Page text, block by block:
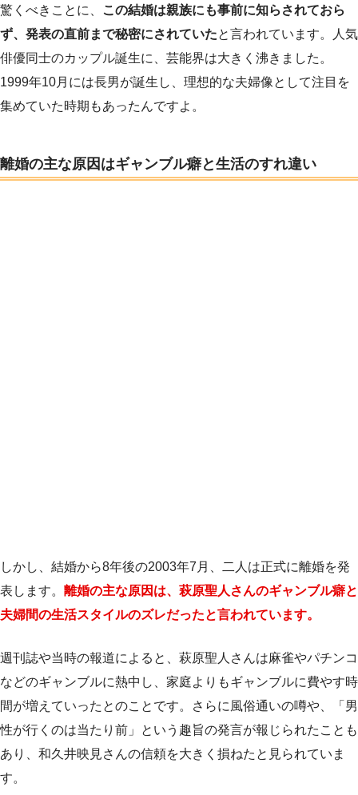
驚くべきことに、
この結婚は親族にも事前に知らされておら
ず、発表の直前まで秘密にされていたと言われています。人気
俳優同士のカップル誕生に、芸能界は大きく沸きました。
1999年10月には長男が誕生し、理想的な夫婦像として注目を
集めていた時期もあったんですよ。
離婚の主な原因はギャンブル癖と生活のすれ違い
しかし、結婚から8年後の2003年7月、二人は正式に離婚を発
表します。 離婚の主な原因は、萩原聖人さんのギャンブル癖と
夫婦間の生活スタイルのズレだったと言われています。
週刊誌や当時の報道によると、萩原聖人さんは麻雀やパチンコ
などのギャンブルに熱中し、家庭よりもギャンブルに費やす時
間が増えていったとのことです。さらに風俗通いの噂や、「男
性が行くのは当たり前」という趣旨の発言が報じられたことも
あり、和久井映見さんの信頼を大きく損ねたと見られていま
す。